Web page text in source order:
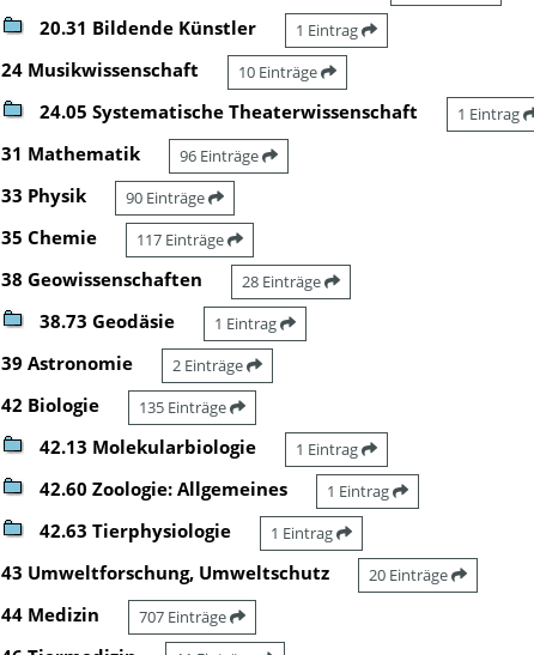
20.31 Bildende Künstler 1 Eintrag
24 Musikwissenschaft 10 Einträge
24.05 Systematische Theaterwissenschaft 1 Eintrag
31 Mathematik 96 Einträge
33 Physik 90 Einträge
35 Chemie 117 Einträge
38 Geowissenschaften 28 Einträge
38.73 Geodäsie 1 Eintrag
39 Astronomie 2 Einträge
42 Biologie 135 Einträge
42.13 Molekularbiologie 1 Eintrag
42.60 Zoologie: Allgemeines 1 Eintrag
42.63 Tierphysiologie 1 Eintrag
43 Umweltforschung, Umweltschutz 20 Einträge
44 Medizin 707 Einträge